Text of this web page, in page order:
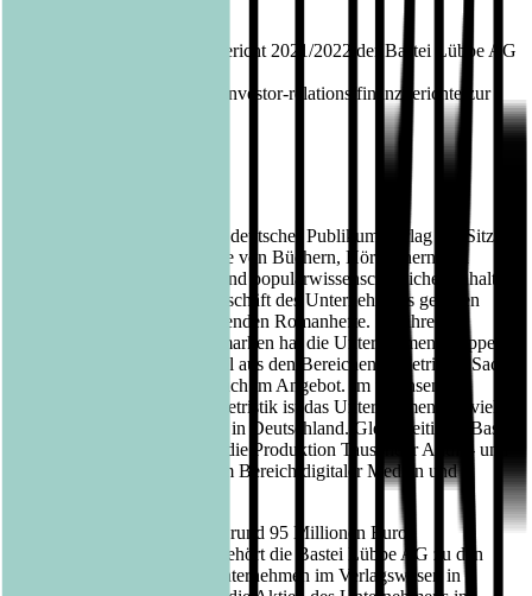
Der vollständige Geschäftsbericht 2021/2022 der Bastei Lübbe AG
https://www.luebbe.com/de/investor-relations/finanzberichte zur
Die Bastei Lübbe AG ist ein deutscher Publikumsverlag mit Sitz in
Köln, der auf die Herausgabe von Büchern, Hörbüchern und
eBooks mit belletristischen und populärwissenschaftlichen Inhalten
spezialisiert ist. Zum Kerngeschäft des Unternehmens gehören
auch die periodisch erscheinenden Romanhefte. Mit ihren
insgesamt fünfzehn Verlagsmarken hat die Unternehmensgruppe
derzeit mehrere Tausend Titel aus den Bereichen Belletristik, Sach-
sowie Kinder- und Jugendbuch im Angebot. Im wachsenden
Segment der Hardcover-Belletristik ist das Unternehmen seit vielen
Jahren einer der Marktführer in Deutschland. Gleichzeitig ist Bastei
Lübbe unter anderem durch die Produktion Tausender Audio- und
eBooks Innovationstreiber im Bereich digitaler Medien und
Mit einem Jahresumsatz von rund 95 Millionen Euro
(Geschäftsjahr 2021/2022) gehört die Bastei Lübbe AG zu den
größten mittelständischen Unternehmen im Verlagswesen in